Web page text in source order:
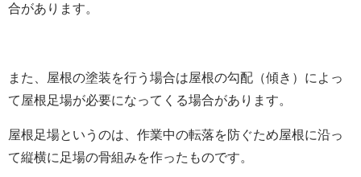
合があります。
また、屋根の塗装を行う場合は屋根の勾配（傾き）によっ
て屋根足場が必要になってくる場合があります。
屋根足場というのは、作業中の転落を防ぐため屋根に沿っ
て縦横に足場の骨組みを作ったものです。